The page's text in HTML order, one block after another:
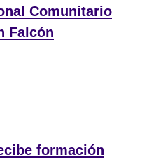
Comunitario
Falcón
formación